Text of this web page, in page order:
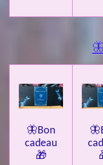
🦋Bon
cadeau
🎁